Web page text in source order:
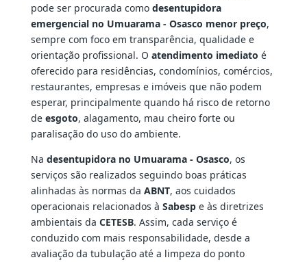
pode ser procurada como desentupidora
emergencial no Umuarama - Osasco menor preço,
sempre com foco em transparência, qualidade e
orientação profissional. O atendimento imediato é
oferecido para residências, condomínios, comércios,
restaurantes, empresas e imóveis que não podem
esperar, principalmente quando há risco de retorno
de esgoto, alagamento, mau cheiro forte ou
paralisação do uso do ambiente.
Na desentupidora no Umuarama - Osasco, os
serviços são realizados seguindo boas práticas
alinhadas às normas da ABNT, aos cuidados
operacionais relacionados à Sabespe às diretrizes
ambientais da CETESB. Assim, cada serviço é
conduzido com mais responsabilidade, desde a
avaliação da tubulação até a limpeza do ponto